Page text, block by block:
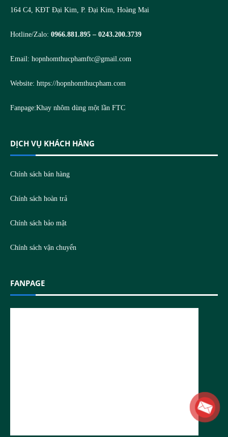
164 C4, KĐT Đại Kim, P. Đại Kim, Hoàng Mai
Hotline/Zalo: 0966.881.895 – 0243.200.3739
Email: hopnhomthucphamftc@gmail.com
Website: https://hopnhomthucpham.com
Fanpage:Khay nhôm dùng một lần FTC
DỊCH VỤ KHÁCH HÀNG
Chính sách bán hàng
Chính sách hoàn trả
Chính sách bảo mật
Chính sách vận chuyển
FANPAGE